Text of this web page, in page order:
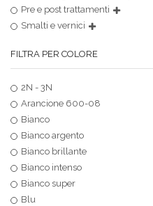
Pre e post trattamenti
Smalti e vernici
FILTRA PER COLORE
2N - 3N
Arancione 600-08
Bianco
Bianco argento
Bianco brillante
Bianco intenso
Bianco super
Blu